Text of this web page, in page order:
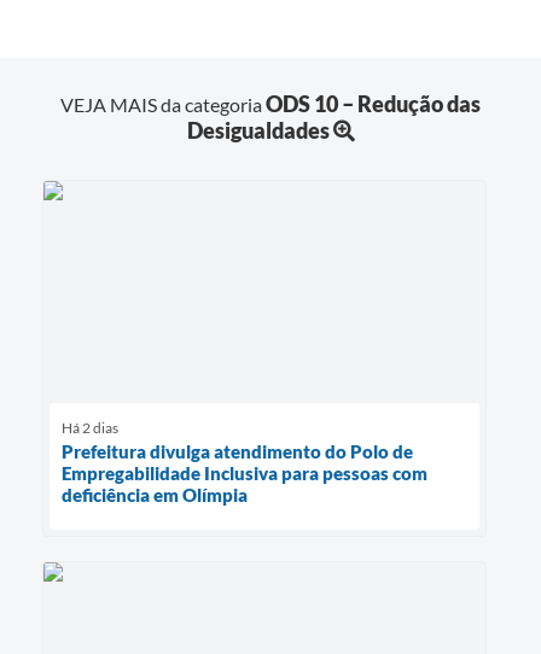
VEJA MAIS da categoriaODS 10 – Redução das
Desigualdades
Há 2 dias
Prefeitura divulga atendimento do Polo de
Empregabilidade Inclusiva para pessoas com
deficiência em Olímpia